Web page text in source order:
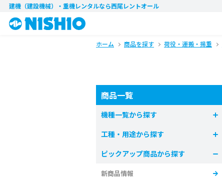
建機（建設機械）・重機レンタルなら西尾レントオール
ホーム 商品を探す 荷役・運搬・揚重
商品一覧
機種一覧から探す
工種・用途から探す
ピックアップ商品から探す
新商品情報